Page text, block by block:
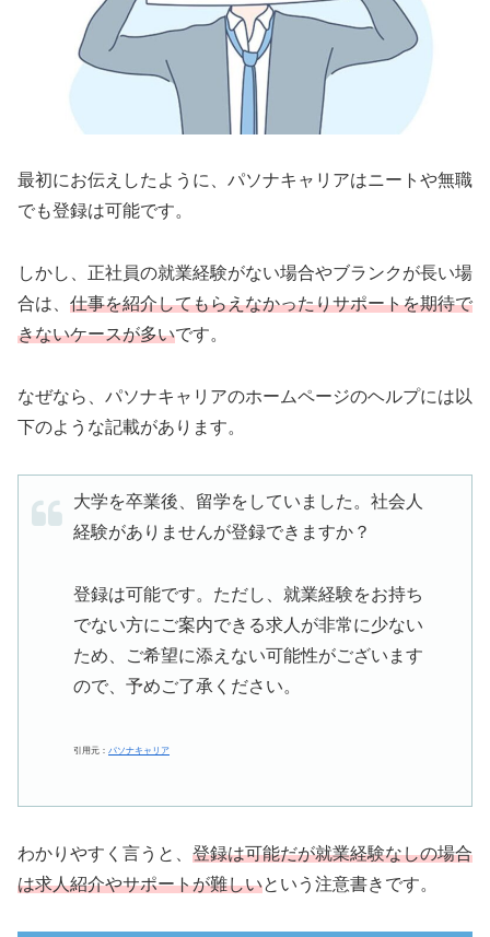
最初にお伝えしたように、パソナキャリアはニートや無職
でも登録は可能です。
しかし、正社員の就業経験がない場合やブランクが長い場
合は、 仕事を紹介してもらえなかったりサポートを期待で
きないケースが多いです。
なぜなら、パソナキャリアのホームページのヘルプには以
下のような記載があります。
大学を卒業後、留学をしていました。社会人
経験がありませんが登録できますか？
登録は可能です。ただし、就業経験をお持ち
でない方にご案内できる求人が非常に少ない
ため、ご希望に添えない可能性がございます
ので、予めご了承ください。
引用元： パソナキャリア
わかりやすく言うと、 登録は可能だが就業経験なしの場合
は求人紹介やサポートが難しいという注意書きです。